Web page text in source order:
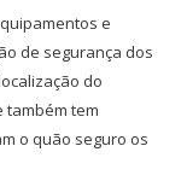
e
de segurança dos
do
tem
o quão seguro os